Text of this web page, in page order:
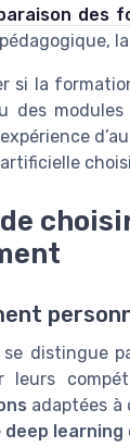
des
si la
des
distingue
leurs
adaptées à
deep learning